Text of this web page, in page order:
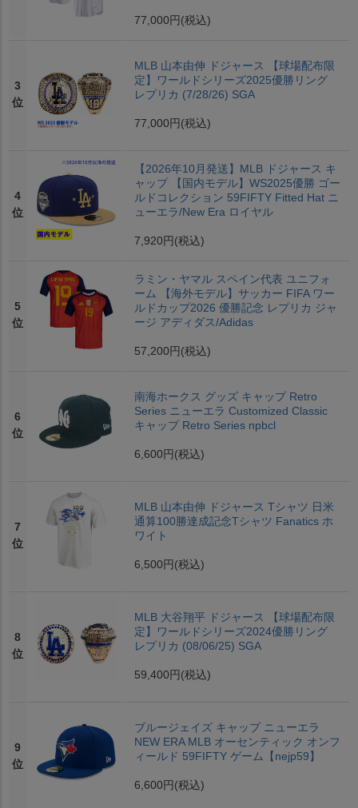
77,000円 (税込)
3
位
MLB 山本由伸 ドジャース 【球場配布限
定】ワールドシリーズ2025優勝リング
レプリカ (7/28/26) SGA
77,000円 (税込)
4
位
【2026年10月発送】MLB ドジャース キ
ャップ 【国内モデル】WS2025優勝 ゴー
ルドコレクション 59FIFTY Fitted Hat ニ
ューエラ/New Era ロイヤル
7,920円 (税込)
5
位
ラミン・ヤマル スペイン代表 ユニフォ
ーム 【海外モデル】サッカー FIFA ワー
ルドカップ2026 優勝記念 レプリカ ジャ
ージ アディダス/Adidas
57,200円 (税込)
6
位
南海ホークス グッズ キャップ Retro
Series ニューエラ Customized Classic
キャップ Retro Series npbcl
6,600円 (税込)
7
位
MLB 山本由伸 ドジャース Tシャツ 日米
通算100勝達成記念Tシャツ Fanatics ホ
ワイト
6,500円 (税込)
8
位
MLB 大谷翔平 ドジャース 【球場配布限
定】ワールドシリーズ2024優勝リング
レプリカ (08/06/25) SGA
59,400円 (税込)
9
位
ブルージェイズ キャップ ニューエラ
NEW ERA MLB オーセンティック オンフ
ィールド 59FIFTY ゲーム【nejp59】
6,600円 (税込)